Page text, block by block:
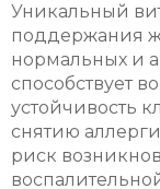
Уникальный
поддержания
нормальных и
способствует
устойчивость
снятию
риск